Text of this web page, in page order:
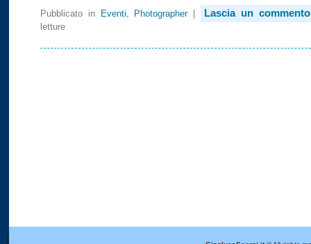
Pubblicato in Eventi Photographer| Lascia un
letture